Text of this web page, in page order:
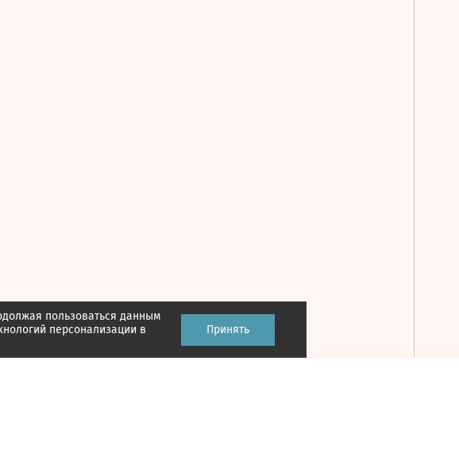
пользоваться данным
персонализации в
Принять